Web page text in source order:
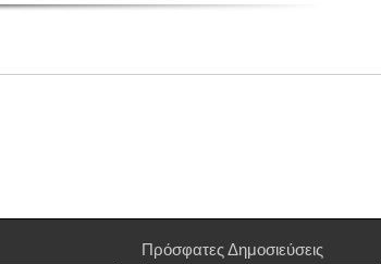
Πρόσφατες Δημοσιεύσεις